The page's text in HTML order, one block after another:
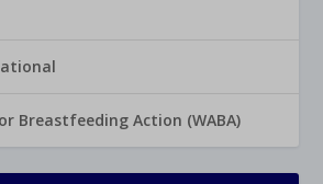
Breastfeeding Action (WABA)